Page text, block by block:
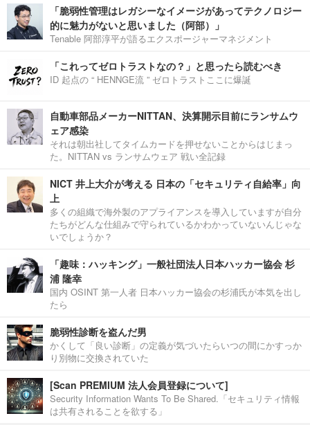
「脆弱性管理はレガシーなイメージがあってテクノロジー
的に魅力がないと思いました（阿部）」
Tenable 阿部淳平が語るエクスポージャーマネジメント
「これってゼロトラストなの？」と思ったら読むべき
ID 起点の “ HENNGE流 ” ゼロトラストここに爆誕
自動車部品メーカーNITTAN、決算開示目前にランサムウ
ェア感染
それは朝出社してタイムカードを押せないことからはじまっ
た。NITTAN vs ランサムウェア 戦い全記録
NICT 井上大介が考える 日本の「セキュリティ自給率」向
上
多くの組織で海外製のアプライアンスを導入していますが自分
たちがどんな仕組みで守られているかわかっていないんじゃな
いでしょうか？
「趣味：ハッキング」一般社団法人日本ハッカー協会 杉
浦 隆幸
国内 OSINT 第一人者 日本ハッカー協会の杉浦氏が本気を出し
たら
脆弱性診断を盗んだ男
かくして「良い診断」の定義が気づいたらいつの間にかすっか
り別物に交換されていた
[Scan PREMIUM 法人会員登録について]
Security Information Wants To Be Shared.「セキュリティ情報
は共有されることを欲する」